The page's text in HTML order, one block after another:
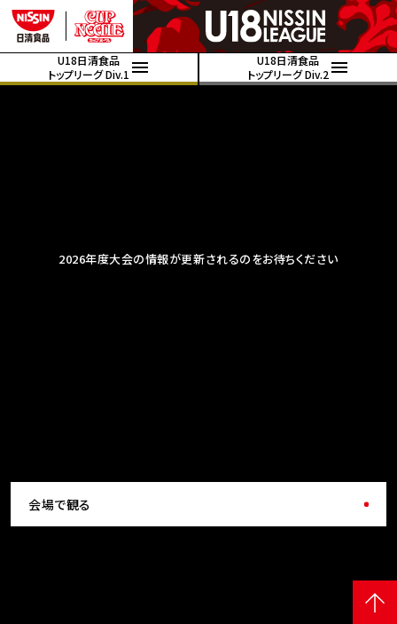
U18日清食品
トップリーグ Div.1
U18日清食品
トップリーグ Div.2
2026年度大会の情報が更新されるのをお待ちください
会場で観る